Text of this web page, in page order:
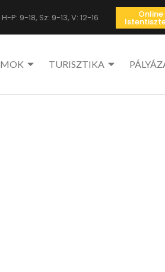
H-P: 9-18, Sz: 9-13, V: 12-16 Online
TURISZTIKA